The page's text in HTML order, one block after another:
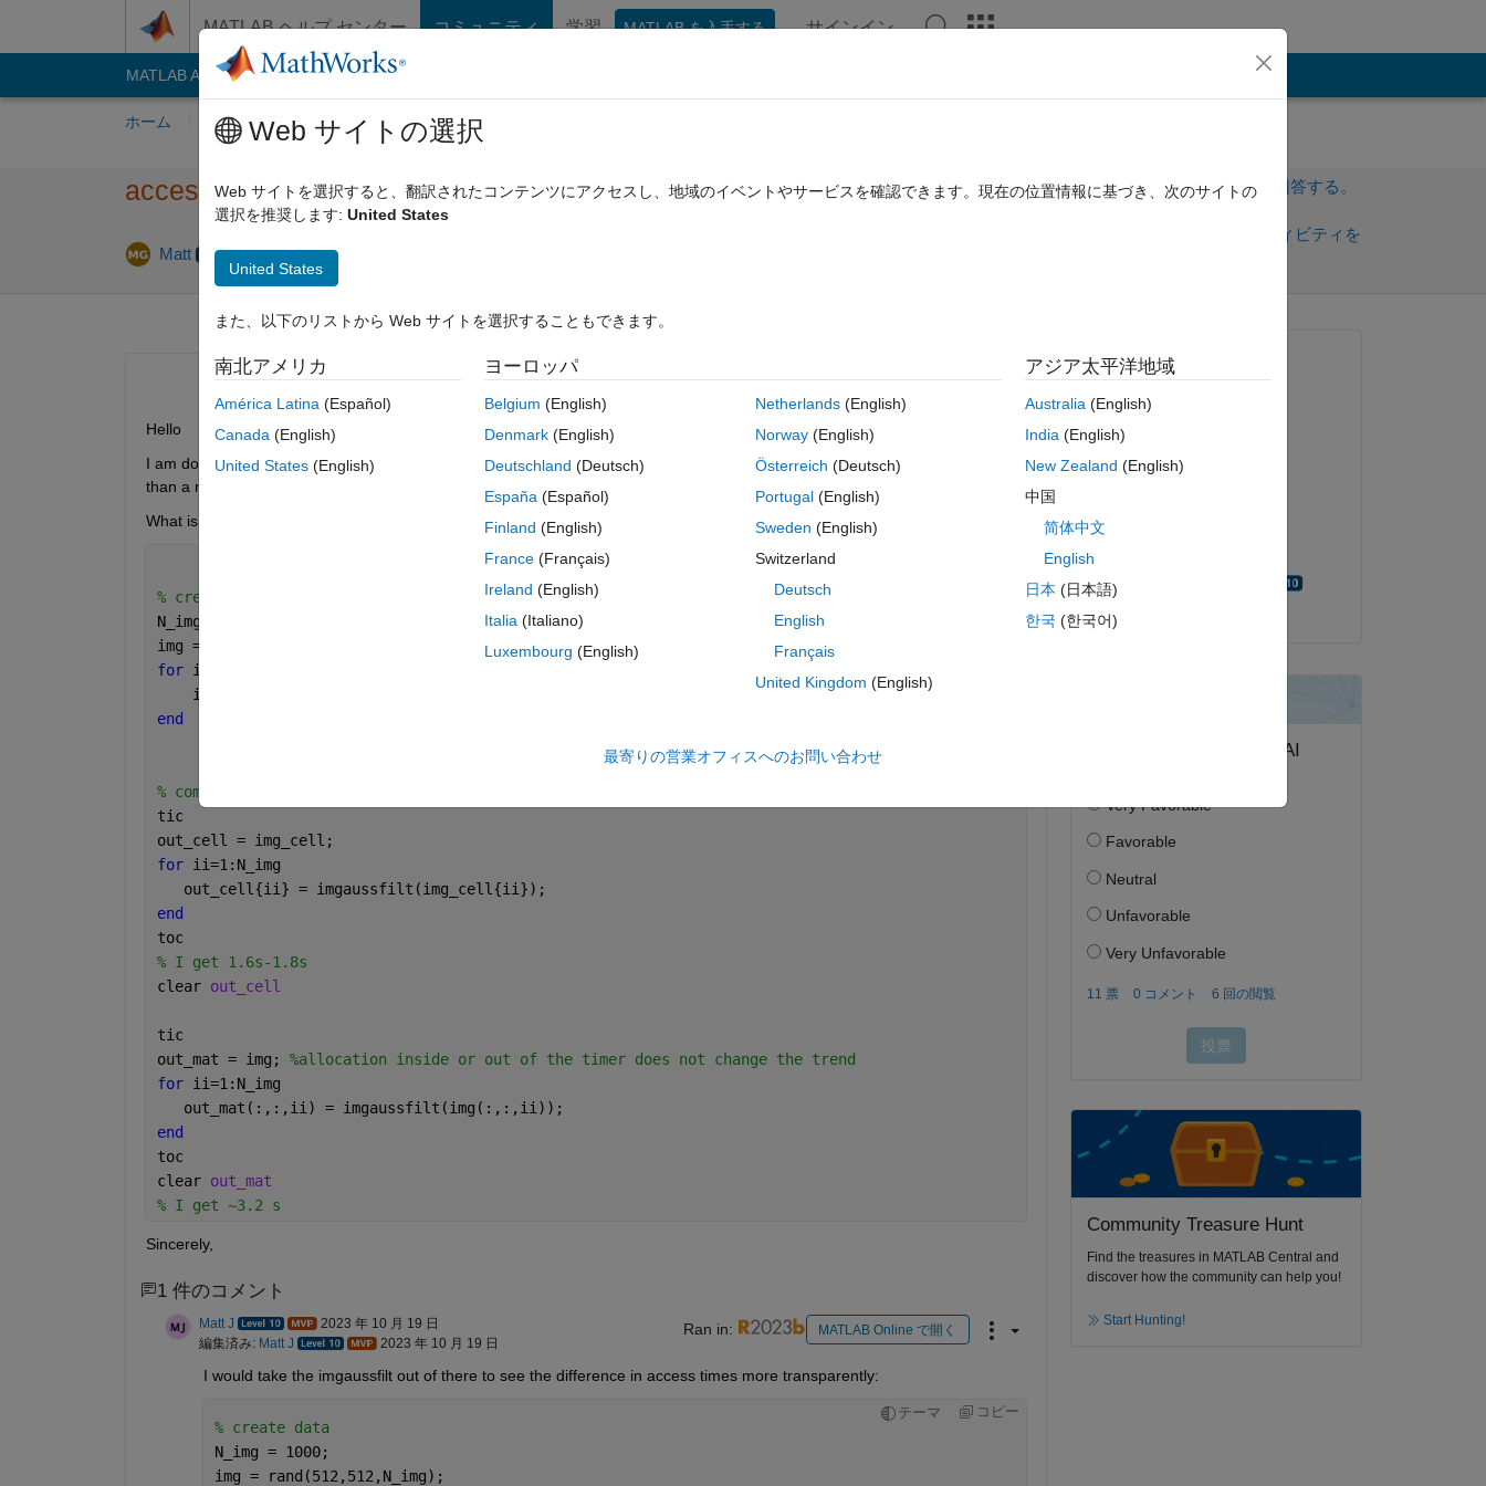
MATLAB ヘルプ センター コミュニティ 学習 MATLAB を入手する サインイン
MATLAB Answers File Exchange
ホーム 質問する 回答 閲覧 MATLAB に関する FAQ
access time of data in cell array vs matrix
Matt 2023 10 月 19
サインインしてこの質問に回答する。
サインインしてアクティビティを
1 投票
Hello
I am doing operations (denoising/detection etc) on images and it seems that it is faster to store them in a cell array rather
than a matrix to access them. It comes as a surpise to me. I give an exemple right under doing convolutions.
What is the reason for this ?
% create data
N_img = 1000;
img = rand(512,512,N_img);
for ii=size(img,3):-1:1
    img_cell{ii}=img(:,:,ii);
end
% comparison on convolutions
tic
out_cell = img_cell;
for ii=1:N_img
   out_cell{ii} = imgaussfilt(img_cell{ii});
end
toc
% I get 1.6s-1.8s
clear out_cell
tic
out_mat = img; %allocation inside or out of the timer does not change the trend
for ii=1:N_img
   out_mat(:,:,ii) = imgaussfilt(img(:,:,ii));
end
toc
clear out_mat
% I get ~3.2 s
Sincerely,
1 件のコメント
Matt J
2023 年 10 月 19 日
編集済み: Matt J 2023 年 10 月 19 日
Ran in: MATLAB Online で開く
I would take the imgaussfilt out of there to see the difference in access times more transparently:
テーマ コピー
% create data
N_img = 1000;
img = rand(512,512,N_img);
質問済み:
2023 年 10 月 19 日
編集済み:
採用済み:
Community Treasure Hunt
Find the treasures in MATLAB Central and
discover how the community can help you!
Start Hunting!
Web サイトの選択
Web サイトを選択すると、翻訳されたコンテンツにアクセスし、地域のイベントやサービスを確認できます。現在の位置情報に基づき、次のサイトの
選択を推奨します: United States
United States
また、以下のリストから Web サイトを選択することもできます。
南北アメリカ
América Latina (Español)
Canada (English)
United States (English)
ヨーロッパ
Belgium (English)
Denmark (English)
Deutschland (Deutsch)
España (Español)
Finland (English)
France (Français)
Ireland (English)
Italia (Italiano)
Luxembourg (English)
Netherlands(English)
Norway(English)
Österreich (Deutsch)
Portugal(English)
Sweden (English)
Switzerland
Deutsch
English
Français
United Kingdom (English)
アジア太平洋地域
Australia(English)
India(English)
New Zealand (English)
中国
简体中文
English
日本 (日本語)
한국 (한국어)
最寄りの営業オフィスへのお問い合わせ